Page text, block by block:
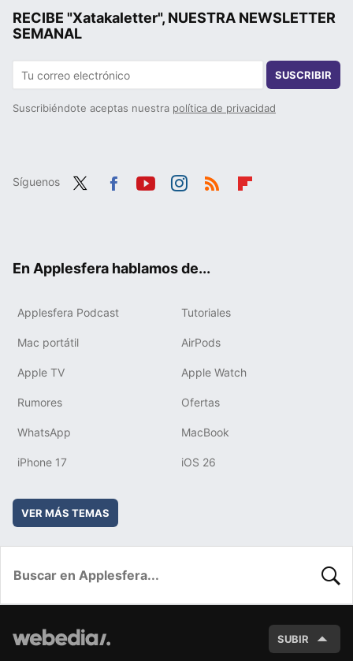
RECIBE "Xatakaletter", NUESTRA NEWSLETTER
SEMANAL
SUSCRIBIR
Suscribiéndote aceptas nuestra política de privacidad
Síguenos
En Applesfera hablamos de...
Applesfera Podcast Tutoriales
Mac portátil AirPods
Apple TV Apple Watch
Rumores Ofertas
WhatsApp MacBook
iPhone 17 iOS 26
VER MÁS TEMAS
SUBIR